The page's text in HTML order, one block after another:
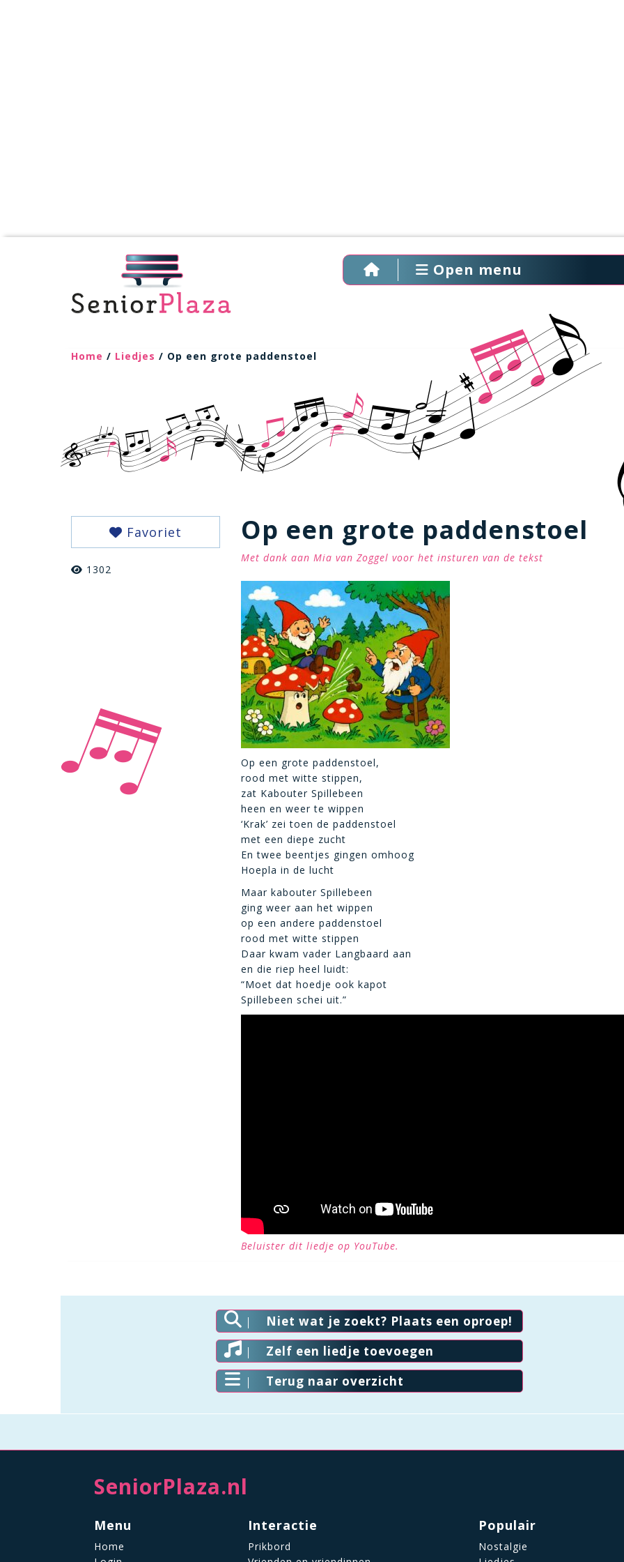
Open menu
Home / Liedjes / Op een grote paddenstoel
Favoriet
1302
Op een grote paddenstoel
Met dank aan Mia van Zoggel voor het insturen van de tekst
Op een grote paddenstoel,
rood met witte stippen,
zat Kabouter Spillebeen
heen en weer te wippen
‘Krak’ zei toen de paddenstoel
met een diepe zucht
En twee beentjes gingen omhoog
Hoepla in de lucht
Maar kabouter Spillebeen
ging weer aan het wippen
op een andere paddenstoel
rood met witte stippen
Daar kwam vader Langbaard aan
en die riep heel luidt:
“Moet dat hoedje ook kapot
Spillebeen schei uit.”
Beluister dit liedje op YouTube.
Niet wat je zoekt? Plaats een oproep!
Zelf een liedje toevoegen
Terug naar overzicht
SeniorPlaza.nl
Menu
Home
Interactie
Prikbord
Populair
Nostalgie